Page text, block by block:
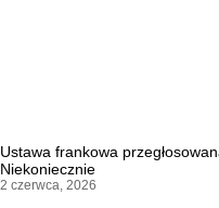
Ustawa frankowa
Niekoniecznie
2 czerwca, 2026